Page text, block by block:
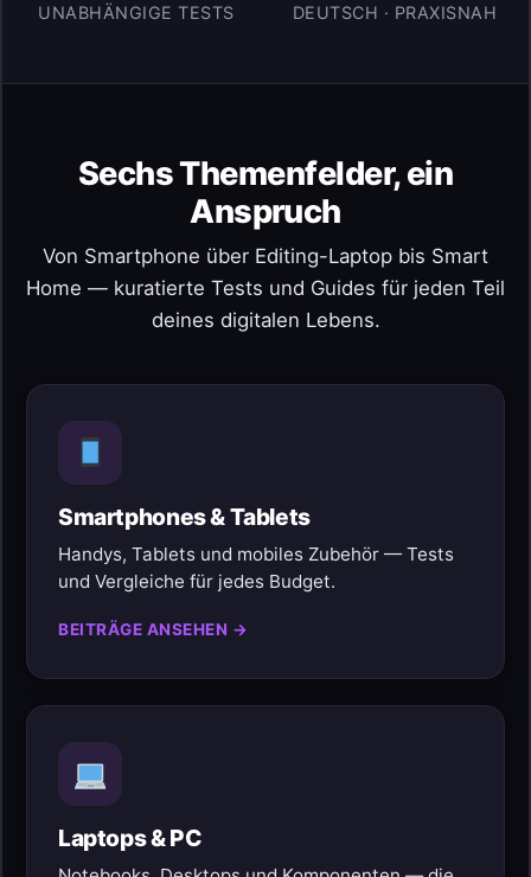
UNABHÄNGIGE TESTS DEUTSCH · PRAXISNAH
Sechs Themenfelder, ein
Anspruch
Von Smartphone über Editing-Laptop bis Smart
Home — kuratierte Tests und Guides für jeden Teil
deines digitalen Lebens.
Smartphones & Tablets
Handys, Tablets und mobiles Zubehör — Tests
und Vergleiche für jedes Budget.
BEITRÄGE ANSEHEN →
Laptops & PC